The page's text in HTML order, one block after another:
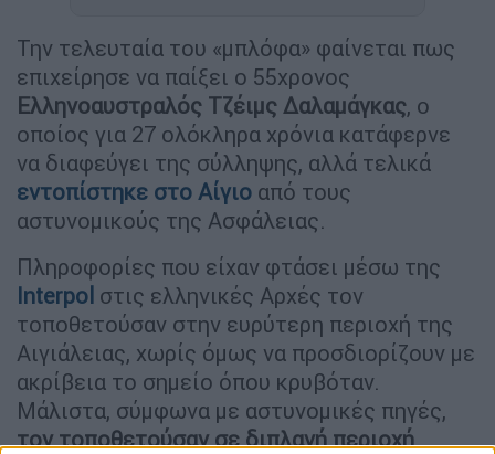
Την τελευταία του «μπλόφα» φαίνεται πως
επιχείρησε να παίξει ο 55χρονος
Ελληνοαυστραλός Τζέιμς Δαλαμάγκας, ο
οποίος για 27 ολόκληρα χρόνια κατάφερνε
να διαφεύγει της σύλληψης, αλλά τελικά
εντοπίστηκε στο Αίγιο από τους
αστυνομικούς της Ασφάλειας.
Πληροφορίες που είχαν φτάσει μέσω της
Interpol στις ελληνικές Αρχές τον
τοποθετούσαν στην ευρύτερη περιοχή της
Αιγιάλειας, χωρίς όμως να προσδιορίζουν με
ακρίβεια το σημείο όπου κρυβόταν.
Μάλιστα, σύμφωνα με αστυνομικές πηγές,
τον τοποθετούσαν σε διπλανή περιοχή.